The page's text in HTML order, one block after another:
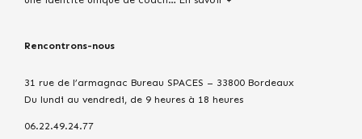
Rencontrons-nous
31 rue de l’armagnac Bureau SPACES – 33800 Bordeaux
Du lundi au vendredi, de 9 heures à 18 heures
06.22.49.24.77